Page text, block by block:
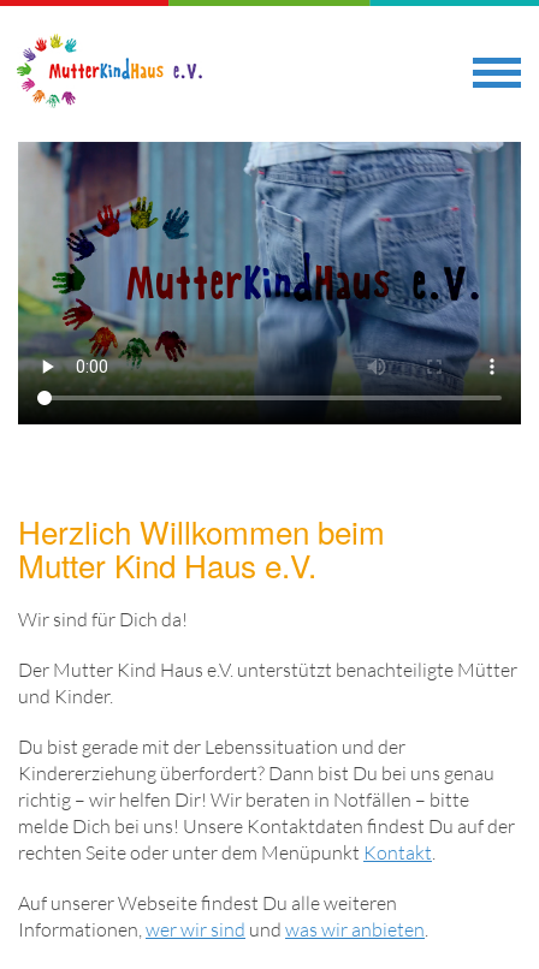
Direkt
zum
Inhalt
Herzlich Willkommen beim
Mutter Kind Haus e.V.
Wir sind für Dich da!
Der Mutter Kind Haus e.V. unterstützt benachteiligte Mütter
und Kinder.
Du bist gerade mit der Lebenssituation und der
Kindererziehung überfordert? Dann bist Du bei uns genau
richtig – wir helfen Dir! Wir beraten in Notfällen – bitte
melde Dich bei uns! Unsere Kontaktdaten findest Du auf der
rechten Seite oder unter dem Menüpunkt Kontakt.
Auf unserer Webseite findest Du alle weiteren
Informationen,wer wir sind und was wir anbieten.